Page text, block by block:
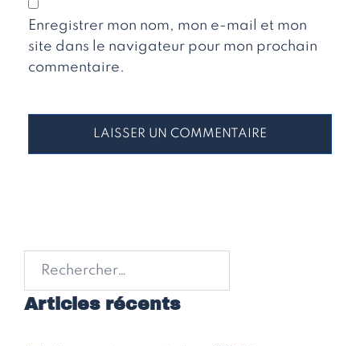
Enregistrer mon nom, mon e-mail et mon
site dans le navigateur pour mon prochain
commentaire.
Rechercher :
Articles récents